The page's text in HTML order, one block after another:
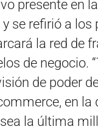
presente en la
se refirió a los
la red de
de negocio.
de poder
en la
la última